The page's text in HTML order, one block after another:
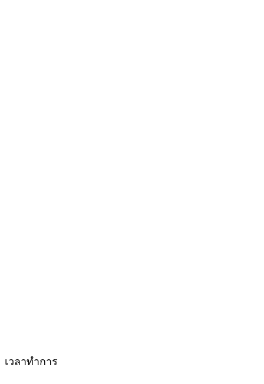
เวลาทำการ